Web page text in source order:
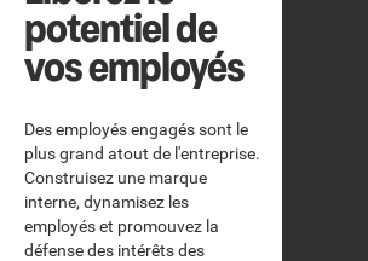
potentiel de
vos employés
Des employés engagés sont le
plus grand atout de l'entreprise.
Construisez une marque
interne, dynamisez les
employés et promouvez la
défense des intérêts des